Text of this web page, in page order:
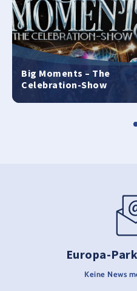
Big Moments – The
Celebration-Show
Europa-
Keine News